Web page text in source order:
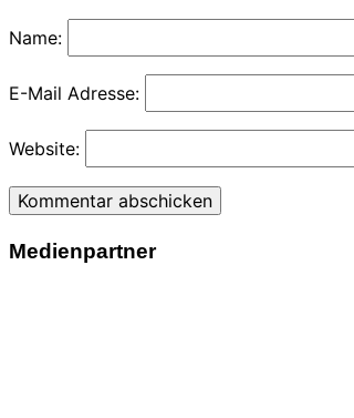
Name:
E-Mail Adresse:
Website:
Medienpartner